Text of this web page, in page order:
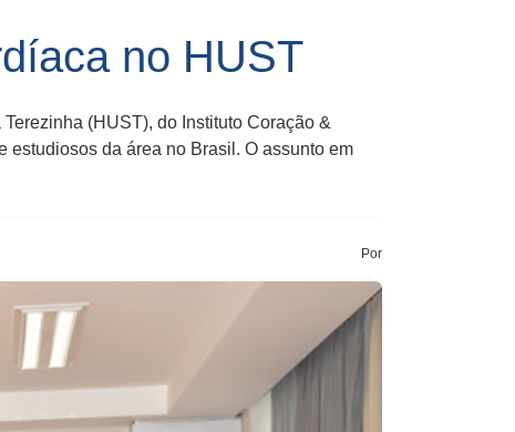
no HUST
(HUST), do Instituto Coração &
estudiosos da área no Brasil. O assunto em
Por